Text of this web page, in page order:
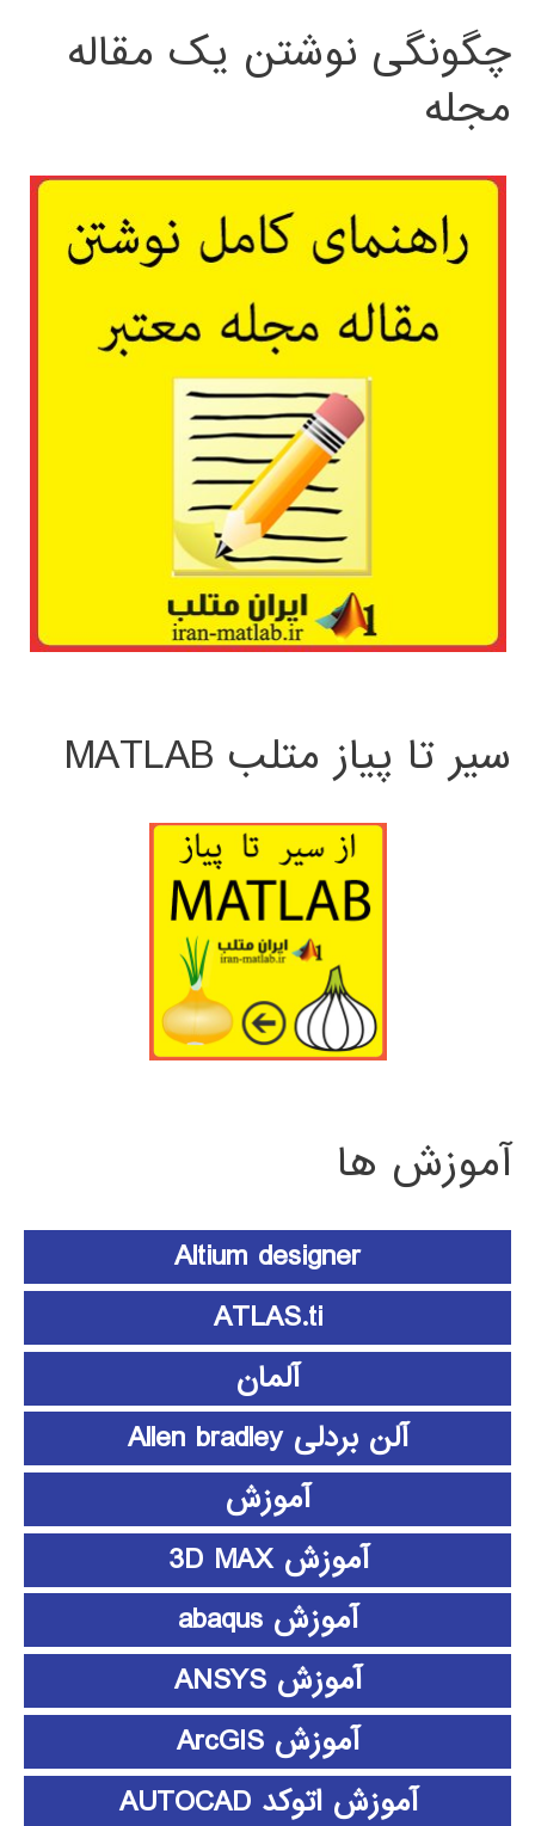
چگونگی نوشتن یک مقاله
مجله
سیر تا پیاز متلب MATLAB
آموزش ها
Altium designer
ATLAS.ti
آلمان
آلن بردلی Allen bradley
آموزش
آموزش 3D MAX
آموزش abaqus
آموزش ANSYS
آموزش ArcGIS
آموزش اتوکد AUTOCAD